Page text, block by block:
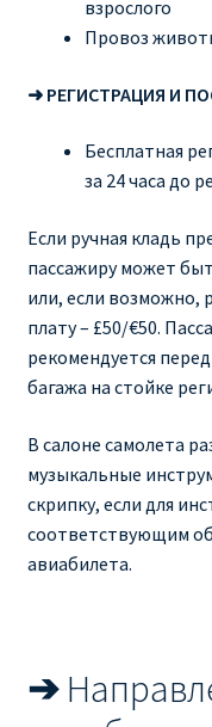
взрослого
Провоз
➜ РЕГИСТРАЦИЯ И
Бесплатная
за 24 часа до
Если ручная кладь
пассажиру может
или, если возможно,
плату – £50/€50.
рекомендуется
багажа на стойке
В салоне самолета
музыкальные
скрипку, если для
соответствующим
авиабилета.
➔